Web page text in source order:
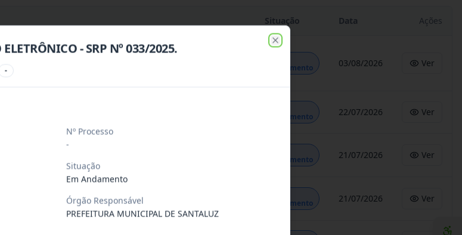
Situação Data Ações
Andamento
03/08/2026 Ver
DE PRODUTOS VETERINÁRIOS P
Andamento
22/07/2026 Ver
Andamento
21/07/2026 Ver
DE CREDENCIAMENTO DE PESSOA JUR
Andamento
21/07/2026 Ver
- SRP Nº 033/2025.
-
Nº Processo
-
Situação
Em Andamento
Órgão Responsável
PREFEITURA MUNICIPAL DE SANTALUZ
Close